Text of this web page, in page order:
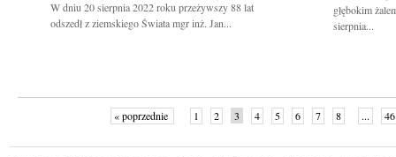
W dniu 20 sierpnia 2022 roku przeżywszy 88 lat
odszedł z ziemskiego Świata mgr inż. Jan...
głębokim
sierpnia...
« poprzednie 1 2 3 4 5 6 7 8 ... 46